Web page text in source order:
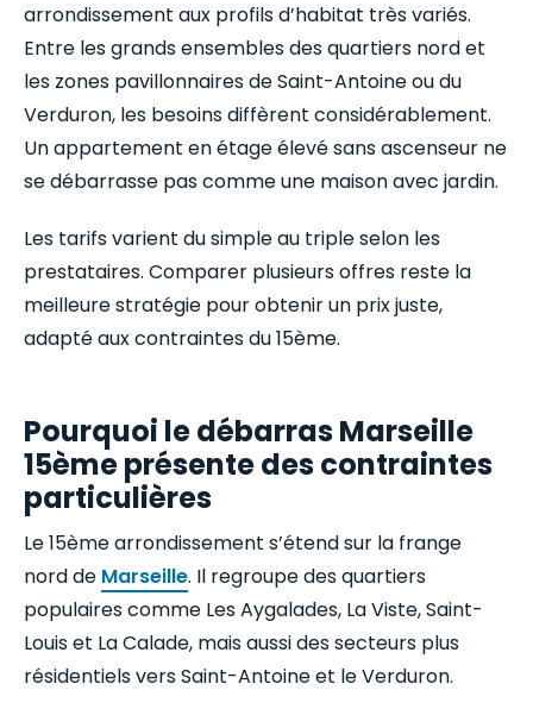
arrondissement aux profils d’habitat très variés.
Entre les grands ensembles des quartiers nord et
les zones pavillonnaires de Saint-Antoine ou du
Verduron, les besoins diffèrent considérablement.
Un appartement en étage élevé sans ascenseur ne
se débarrasse pas comme une maison avec jardin.
Les tarifs varient du simple au triple selon les
prestataires. Comparer plusieurs offres reste la
meilleure stratégie pour obtenir un prix juste,
adapté aux contraintes du 15ème.
Pourquoi le débarras Marseille
15ème présente des contraintes
particulières
Le 15ème arrondissement s’étend sur la frange
nord de Marseille. Il regroupe des quartiers
populaires comme Les Aygalades, La Viste, Saint-
Louis et La Calade, mais aussi des secteurs plus
résidentiels vers Saint-Antoine et le Verduron.